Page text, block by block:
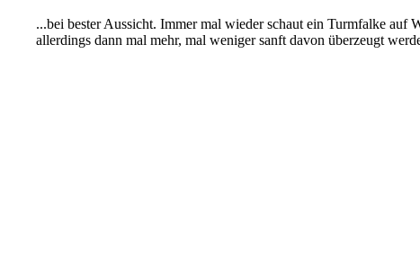
...bei bester Aussicht. Immer mal wieder schaut ein Turmfalke auf
allerdings dann mal mehr, mal weniger sanft davon überzeugt